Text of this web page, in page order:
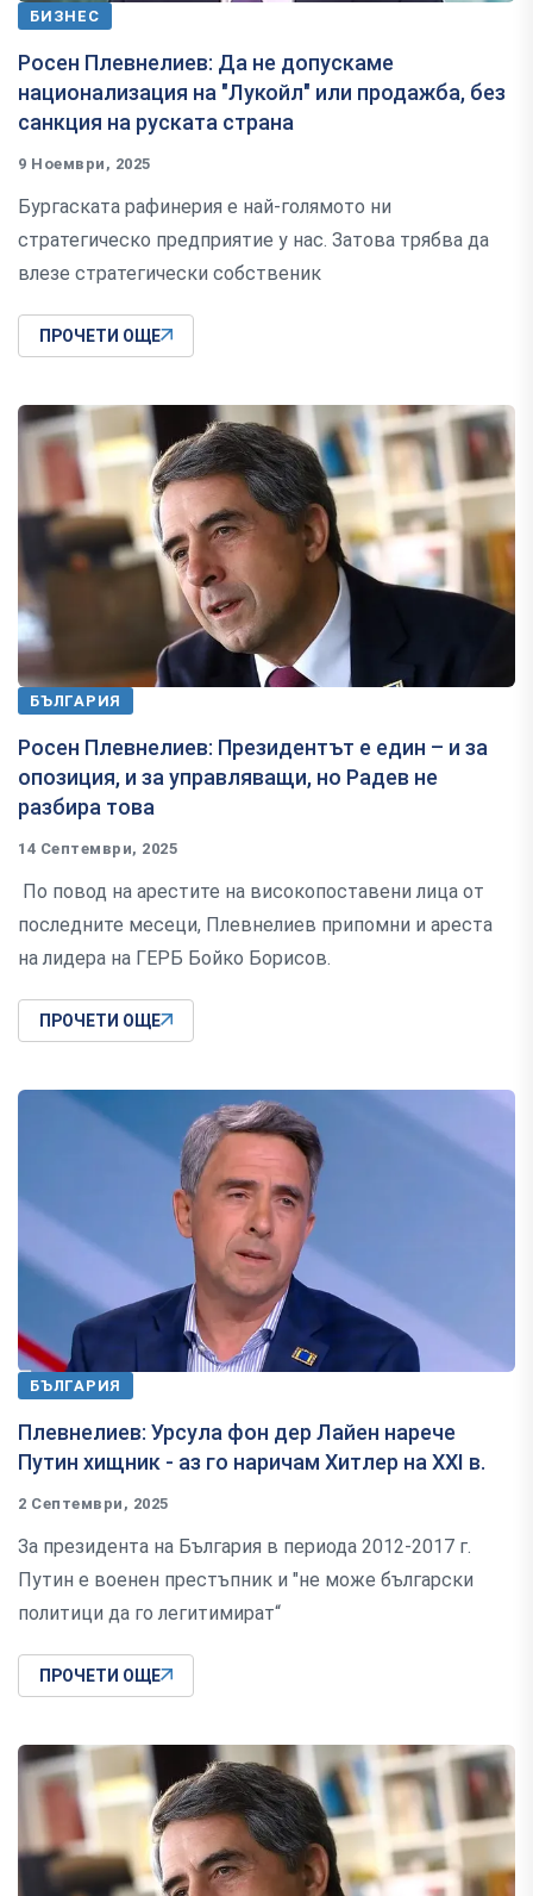
БИЗНЕС
Росен Плевнелиев: Да не допускаме
национализация на "Лукойл" или продажба, без
санкция на руската страна
9 Ноември, 2025
Бургаската рафинерия е най-голямото ни
стратегическо предприятие у нас. Затова трябва да
влезе стратегически собственик
ПРОЧЕТИ ОЩЕ
БЪЛГАРИЯ
Росен Плевнелиев: Президентът е един – и за
опозиция, и за управляващи, но Радев не
разбира това
14 Септември, 2025
По повод на арестите на високопоставени лица от
последните месеци, Плевнелиев припомни и ареста
на лидера на ГЕРБ Бойко Борисов.
ПРОЧЕТИ ОЩЕ
БЪЛГАРИЯ
Плевнелиев: Урсула фон дер Лайен нарече
Путин хищник - аз го наричам Хитлер на XXI в.
2 Септември, 2025
За президента на България в периода 2012-2017 г.
Путин е военен престъпник и "не може български
политици да го легитимират“
ПРОЧЕТИ ОЩЕ